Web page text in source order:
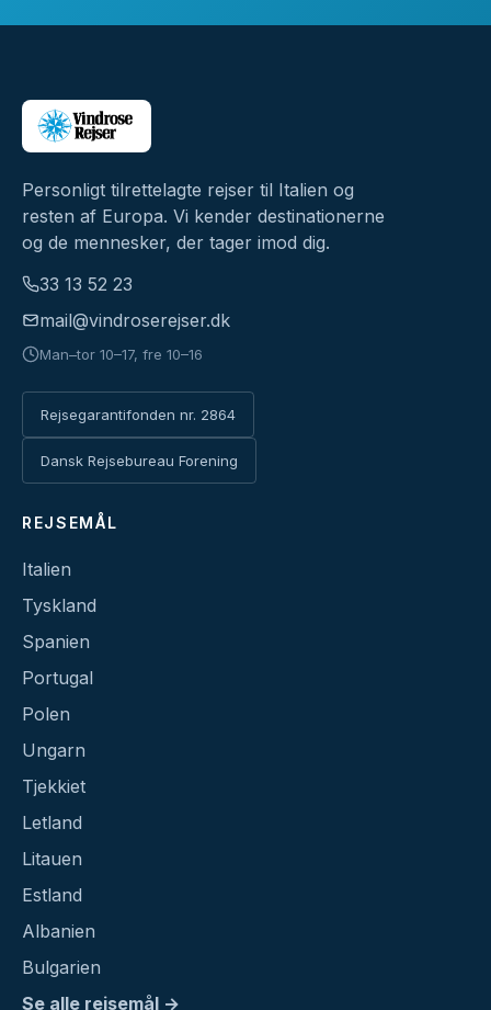
Personligt tilrettelagte rejser til Italien og
resten af Europa. Vi kender destinationerne
og de mennesker, der tager imod dig.
33 13 52 23
mail@vindroserejser.dk
Man–tor 10–17, fre 10–16
Rejsegarantifonden nr. 2864
Dansk Rejsebureau Forening
REJSEMÅL
Italien
Tyskland
Spanien
Portugal
Polen
Ungarn
Tjekkiet
Letland
Litauen
Estland
Albanien
Bulgarien
Se alle rejsemål →